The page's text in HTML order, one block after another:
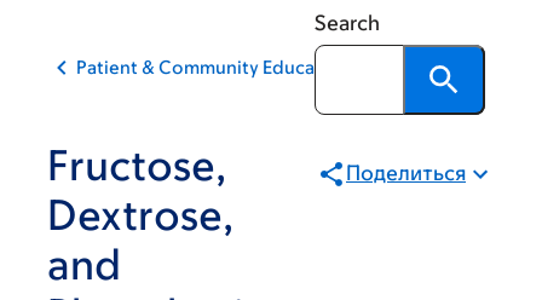
Search
Patient & Community Education
Fructose,
Dextrose,
and
Поделиться